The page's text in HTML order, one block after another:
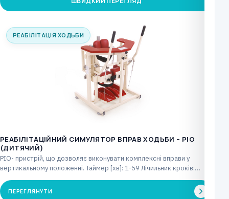
РЕАБІЛІТАЦІЯ ХОДЬБИ
РЕАБІЛІТАЦІЙНИЙ СИМУЛЯТОР ВПРАВ ХОДЬБИ – PIO
(ДИТЯЧИЙ)
PIO- пристрій, що дозволяє виконувати комплексні вправи у
вертикальному положенні. Таймер [хв]: 1-59 Лічильник кроків:
макс.…
ПЕРЕГЛЯНУТИ